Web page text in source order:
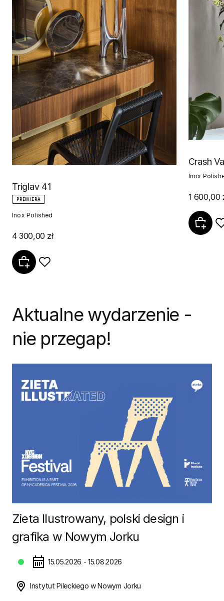
Triglav 41
PREMIERA
Inox Polished
4 300,00 zł
Crash
Inox
1 600,00
Aktualne wydarzenie -
nie przegap!
Zieta Ilustrowany, polski design i
grafika w Nowym Jorku
15.05.2026 - 15.08.2026
Instytut Pileckiego w Nowym Jorku